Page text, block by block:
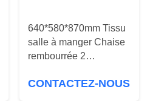
640*580*870mm Tissu
salle à manger Chaise
rembourrée 2
CONTACTEZ-NOUS